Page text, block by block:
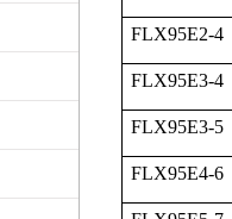
FLX95E2-4
FLX95E3-4
FLX95E3-5
FLX95E4-6